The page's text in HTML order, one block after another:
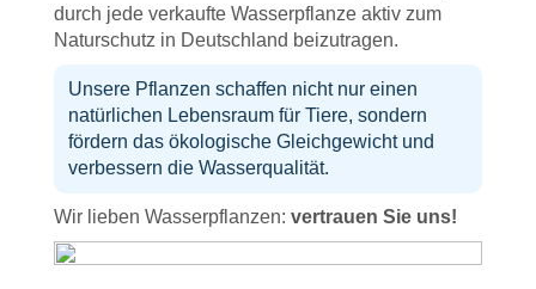
durch jede verkaufte Wasserpflanze aktiv zum
Naturschutz in Deutschland beizutragen.
Unsere Pflanzen schaffen nicht nur einen
natürlichen Lebensraum für Tiere, sondern
fördern das ökologische Gleichgewicht und
verbessern die Wasserqualität.
Wir lieben Wasserpflanzen: vertrauen Sie uns!